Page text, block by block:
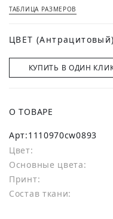
ТАБЛИЦА РАЗМЕРОВ
ЦВЕТ (Антрацитовый)
КУПИТЬ В ОДИН
О ТОВАРЕ
Арт:1110970cw0893
Цвет:
Основные цвета:
Принт:
Состав ткани: